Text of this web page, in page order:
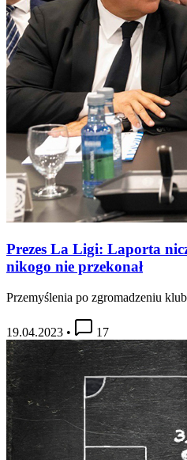
Prezes La Ligi: Laporta
nikogo nie przekonał
Przemyślenia po zgromadzeniu
19.04.2023 • 17